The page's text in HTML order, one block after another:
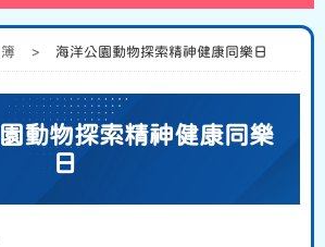
> 海洋公園動物探索精神健康同樂日
動物探索精神健康同樂
日